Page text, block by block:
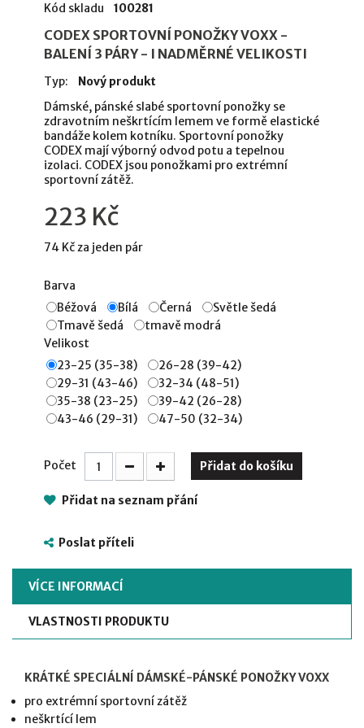
Kód skladu 100281
CODEX SPORTOVNÍ PONOŽKY VOXX -
BALENÍ 3 PÁRY - I NADMĚRNÉ VELIKOSTI
Typ:
Nový produkt
Dámské, pánské slabé sportovní ponožky se
zdravotním neškrtícím lemem ve formě elastické
bandáže kolem kotníku. Sportovní ponožky
CODEX mají výborný odvod potu a tepelnou
izolaci. CODEX jsou ponožkami pro extrémní
sportovní zátěž.
223 Kč
74 Kčza jeden pár
Barva
Béžová
Bílá Černá
Světle šedá
Tmavě šedá
tmavě modrá
Velikost
23-25 (35-38)
26-28 (39-42)
29-31 (43-46)
32-34 (48-51)
35-38 (23-25)
39-42 (26-28)
43-46 (29-31)
47-50 (32-34)
Počet Přidat do košíku
Přidat na seznam přání
Poslat příteli
VÍCE INFORMACÍ
VLASTNOSTI PRODUKTU
KRÁTKÉ SPECIÁLNÍ DÁMSKÉ-PÁNSKÉ PONOŽKY VOXX
pro extrémní sportovní zátěž
neškrtící lem